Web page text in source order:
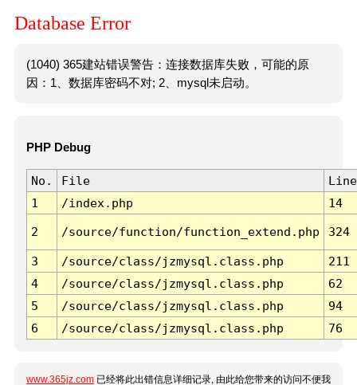
Database Error
(1040) 365建站错误警告：连接数据库失败，可能的原
因：1、数据库密码不对; 2、mysql未启动。
PHP Debug
No. File
Line
1
/index.php 14
2 /source/function/function_extend.php 324
3 /source/class/jzmysql.class.php
211
4
/source/class/jzmysql.class.php
62
5
/source/class/jzmysql.class.php
94
6
/source/class/jzmysql.class.php 76
www.365jz.com 已经将此出错信息详细记录, 由此给您带来的访问不便我